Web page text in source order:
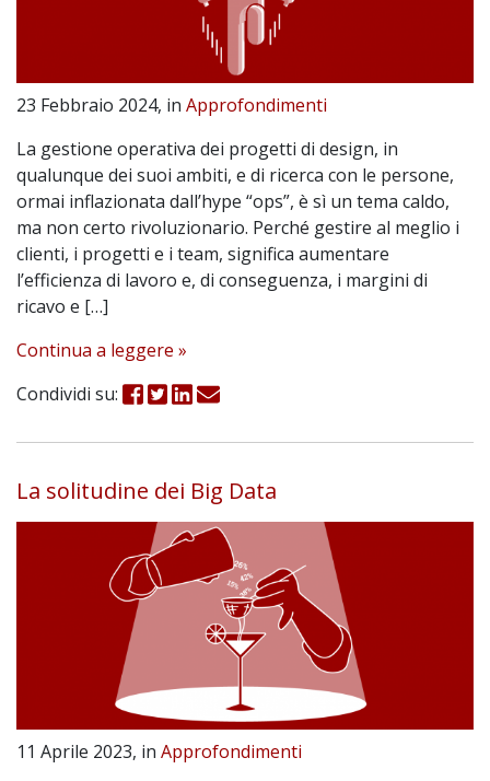
23 Febbraio 2024, in Approfondimenti
La gestione operativa dei progetti di design, in
qualunque dei suoi ambiti, e di ricerca con le persone,
ormai inflazionata dall’hype “ops”, è sì un tema caldo,
ma non certo rivoluzionario. Perché gestire al meglio i
clienti, i progetti e i team, significa aumentare
l’efficienza di lavoro e, di conseguenza, i margini di
ricavo e […]
Continua a leggere »
Condividi su:
La solitudine dei Big Data
11 Aprile 2023, in Approfondimenti